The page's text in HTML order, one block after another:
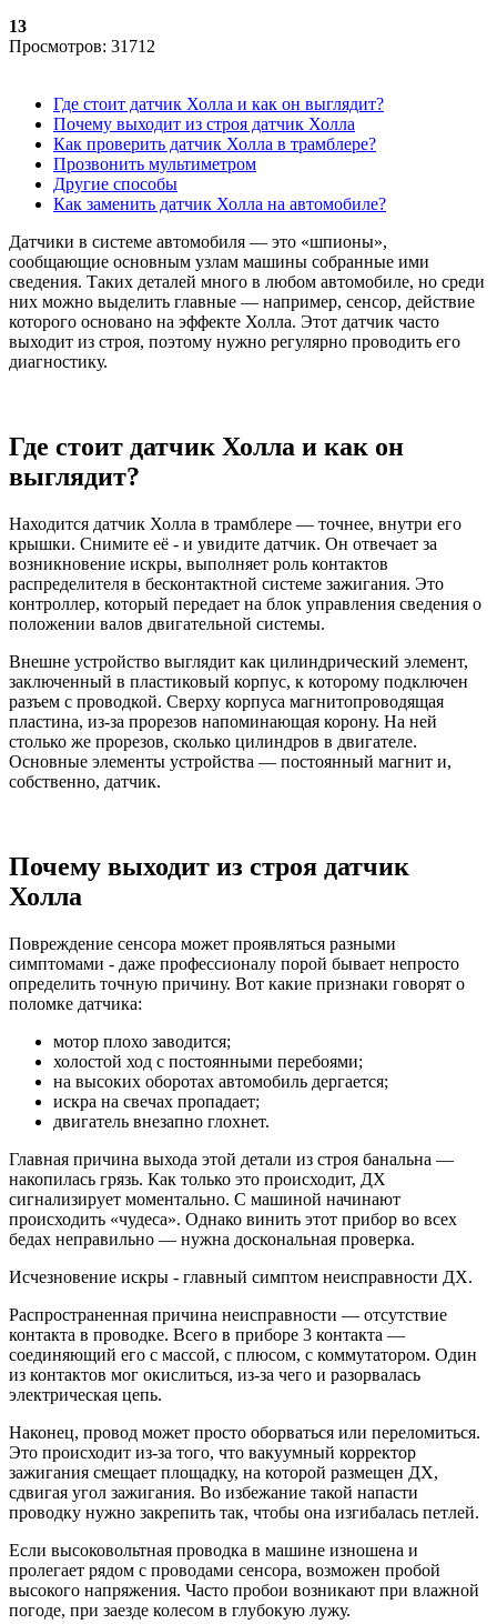
13
Просмотров: 31712
Где стоит датчик Холла и как он выглядит?
Почему выходит из строя датчик Холла
Как проверить датчик Холла в трамблере?
Прозвонить мультиметром
Другие способы
Как заменить датчик Холла на автомобиле?
Датчики в системе автомобиля — это «шпионы»,
сообщающие основным узлам машины собранные ими
сведения. Таких деталей много в любом автомобиле, но среди
них можно выделить главные — например, сенсор, действие
которого основано на эффекте Холла. Этот датчик часто
выходит из строя, поэтому нужно регулярно проводить его
диагностику.
Где стоит датчик Холла и как он
выглядит?
Находится датчик Холла в трамблере — точнее, внутри его
крышки. Снимите её - и увидите датчик. Он отвечает за
возникновение искры, выполняет роль контактов
распределителя в бесконтактной системе зажигания. Это
контроллер, который передает на блок управления сведения о
положении валов двигательной системы.
Внешне устройство выглядит как цилиндрический элемент,
заключенный в пластиковый корпус, к которому подключен
разъем с проводкой. Сверху корпуса магнитопроводящая
пластина, из-за прорезов напоминающая корону. На ней
столько же прорезов, сколько цилиндров в двигателе.
Основные элементы устройства — постоянный магнит и,
собственно, датчик.
Почему выходит из строя датчик
Холла
Повреждение сенсора может проявляться разными
симптомами - даже профессионалу порой бывает непросто
определить точную причину. Вот какие признаки говорят о
поломке датчика:
мотор плохо заводится;
холостой ход с постоянными перебоями;
на высоких оборотах автомобиль дергается;
искра на свечах пропадает;
двигатель внезапно глохнет.
Главная причина выхода этой детали из строя банальна —
накопилась грязь. Как только это происходит, ДХ
сигнализирует моментально. С машиной начинают
происходить «чудеса». Однако винить этот прибор во всех
бедах неправильно — нужна доскональная проверка.
Исчезновение искры - главный симптом неисправности ДХ.
Распространенная причина неисправности — отсутствие
контакта в проводке. Всего в приборе 3 контакта —
соединяющий его с массой, с плюсом, с коммутатором. Один
из контактов мог окислиться, из-за чего и разорвалась
электрическая цепь.
Наконец, провод может просто оборваться или переломиться.
Это происходит из-за того, что вакуумный корректор
зажигания смещает площадку, на которой размещен ДХ,
сдвигая угол зажигания. Во избежание такой напасти
проводку нужно закрепить так, чтобы она изгибалась петлей.
Если высоковольтная проводка в машине изношена и
пролегает рядом с проводами сенсора, возможен пробой
высокого напряжения. Часто пробои возникают при влажной
погоде, при заезде колесом в глубокую лужу.